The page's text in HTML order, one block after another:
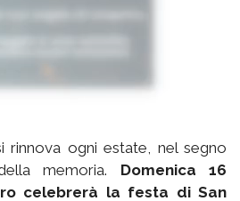
rinnova ogni estate, nel segno
memoria. Domenica 16
celebrerà la festa di San